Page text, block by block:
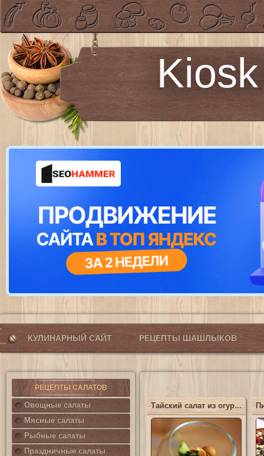
КУЛИНАРНЫЙ САЙТ РЕЦЕПТЫ ШАШЛЫКОВ
РЕЦЕПТЫ САЛАТОВ
Овощные салаты
Мясные салаты
Рыбные салаты
Праздничные салаты
Тайский салат из огурцов